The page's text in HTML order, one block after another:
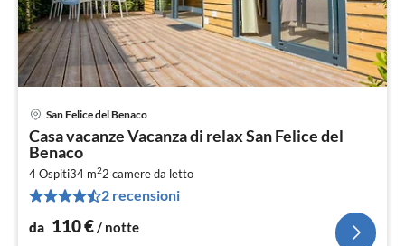
San Felice del Benaco
Casa vacanze Vacanza di relax San Felice del
Benaco
4 Ospiti34 m22 camere da letto
2 recensioni
da 110€/ notte